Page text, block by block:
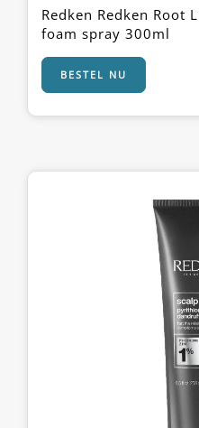
Redken Redken Root
foam spray 300ml
BESTEL NU